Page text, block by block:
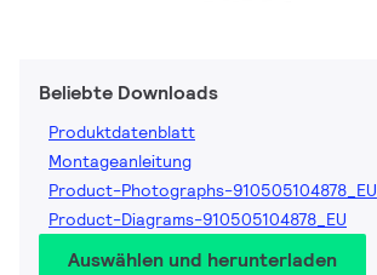
Beliebte Downloads
Produktdatenblatt
Montageanleitung
Product-Photographs-910505104878_EU
Product-Diagrams-910505104878_EU
Auswählen und herunterladen